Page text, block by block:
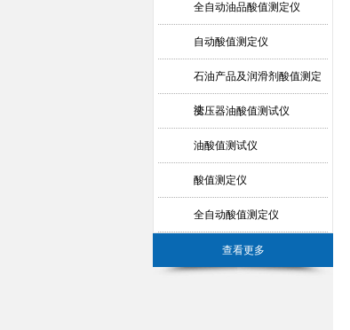
全自动油品酸值测定仪
自动酸值测定仪
石油产品及润滑剂酸值测定
法
变压器油酸值测试仪
油酸值测试仪
酸值测定仪
全自动酸值测定仪
查看更多